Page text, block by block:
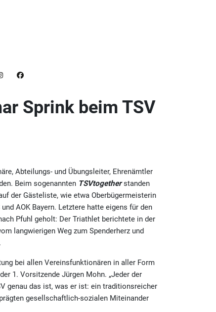
Sprink beim TSV
Abteilungs- und Übungsleiter, Ehrenämtler
Beim sogenannten TSVtogetherstanden
der Gästeliste, wie etwa Oberbügermeisterin
AOK Bayern. Letztere hatte eigens für den
Pfuhl geholt: Der Triathlet berichtete in der
langwierigen Weg zum Spenderherz und
bei allen Vereinsfunktionären in aller Form
1. Vorsitzende Jürgen Mohn. „Jeder der
genau das ist, was er ist: ein traditionsreicher
gesellschaftlich-sozialen Miteinander